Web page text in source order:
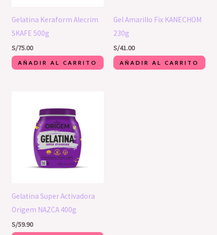
Gelatina Keraform Alecrim
SKAFE 500g
S/75.00
AÑADIR AL CARRITO
Gel Amarillo Fix KANECHOM
230g
S/41.00
AÑADIR AL CARRITO
Gelatina Super Activadora
Origem NAZCA 400g
S/59.90